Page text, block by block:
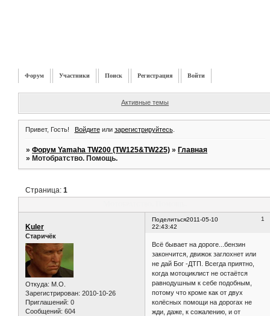
Форум Участники Поиск Регистрация Войти
Активные темы
Привет, Гость! Войдитеили зарегистрируйтесь.
»Форум Yamaha TW200 (TW125&TW225) »Главная
»Мотобратство. Помощь.
Страница:1
Поделиться 1
2011-05-10
22:43:42
Kuler
Старичёк
Откуда: M.O.
Зарегистрирован: 2010-10-26
Приглашений: 0
Сообщений: 604
Всё бывает на дороге...бензин
закончится, движок заглохнет или
не дай Бог -ДТП. Всегда приятно,
когда мотоциклист не остаётся
равнодушным к себе подобным,
потому что кроме как от двух
колёсных помощи на дорогах не
жди, даже, к сожалению, и от